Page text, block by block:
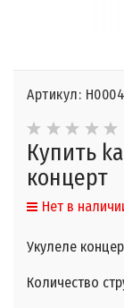
Артикул:
Купить
концерт
Нет в
Укулеле
Количество